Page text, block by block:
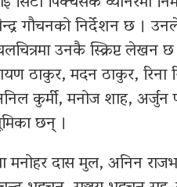
गौचनको निर्देशन छ । उनले
उनकै स्क्रिप्ट लेखन
ठाकुर, मदन ठाकुर,
कुर्मी, मनोज शाह,
छन् ।
मनोहर दास मुल, अनिन